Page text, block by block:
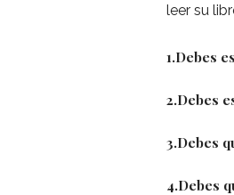
leer su
1.Debes
2.Debes
3.Debes
4.Debes